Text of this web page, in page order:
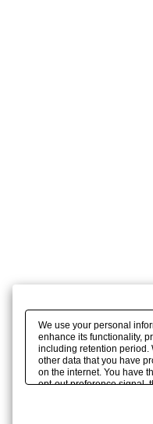
We use your personal
enhance its functionality,
including retention period.
other data that you have
on the internet. You have
opt-out preference signal,